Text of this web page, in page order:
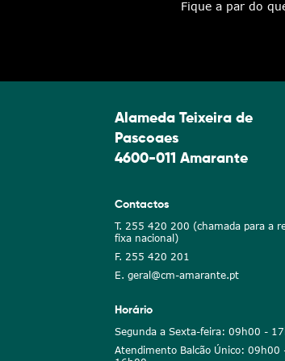
Fique a par do
Alameda Teixeira de
Pascoaes
4600-011 Amarante
Contactos
T. 255 420 200 (chamada para a
fixa nacional)
F. 255 420 201
E. geral@cm-amarante.pt
Horário
Segunda a Sexta-feira: 09h00 -
Atendimento Balcão Único: 09h00